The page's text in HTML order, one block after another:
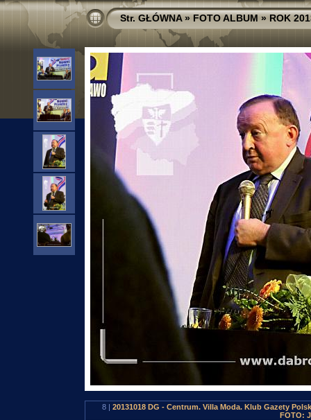
Str. GŁÓWNA»FOTO ALBUM»ROK
8 | 20131018 DG - Centrum. Villa Moda. Klub Gazety
FOTO: